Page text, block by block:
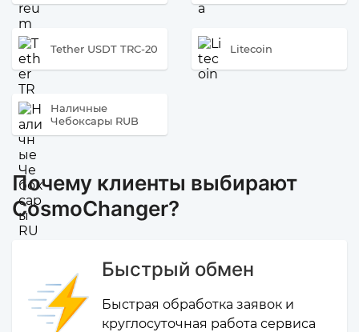
Tether USDT TRC-20 Litecoin
Наличные
Чебоксары RUB
Почему клиенты выбирают
CosmoChanger?
Быстрый обмен
Быстрая обработка заявок и
круглосуточная работа сервиса